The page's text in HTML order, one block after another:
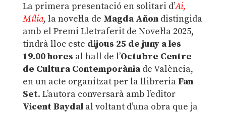
La primera presentació en solitari d’Ai,
Mília, la novel·la de Magda Añondistingida
amb el Premi Lletraferit de Novel·la 2025,
tindrà lloc este dijous 25 de juny a les
19.00 hores al hall de l’Octubre Centre
de Cultura Contemporàniade València,
en un acte organitzat per la llibreria Fan
Set. L’autora conversarà amb l’editor
Vicent Baydalal voltant d’una obra que ja